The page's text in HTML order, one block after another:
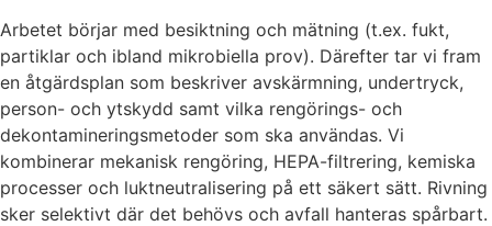
Arbetet börjar med besiktning och mätning (t.ex. fukt,
partiklar och ibland mikrobiella prov). Därefter tar vi fram
en åtgärdsplan som beskriver avskärmning, undertryck,
person- och ytskydd samt vilka rengörings- och
dekontamineringsmetoder som ska användas. Vi
kombinerar mekanisk rengöring, HEPA-filtrering, kemiska
processer och luktneutralisering på ett säkert sätt. Rivning
sker selektivt där det behövs och avfall hanteras spårbart.